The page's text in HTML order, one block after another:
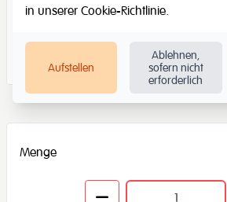
Menge
in unserer Cookie-Richtlinie.
Aufstellen
Ablehnen,
sofern nicht
erforderlich